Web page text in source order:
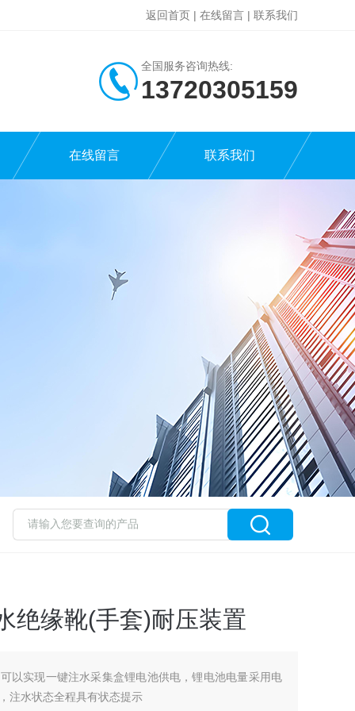
返回首页 | 在线留言 | 联系我们
全国服务咨询热线:
13720305159
在线留言 联系我们
绝缘靴(手套)耐压装置
以实现一键注水采集盒锂电池供电，锂电池电量采用电
注水状态全程具有状态提示